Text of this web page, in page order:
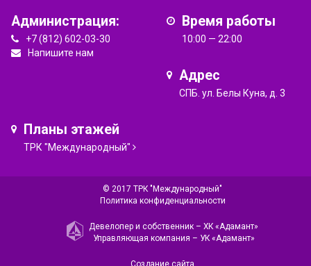
Администрация:
+7 (812) 602-03-30
Напишите нам
Время работы
10:00 — 22:00
Адрес
СПБ. ул. Белы Куна, д. 3
Планы этажей
ТРК "Международный"
© 2017 ТРК "Международный"
Политика конфиденциальности
Девелопер и собственник – ХК «Адамант»
Управляющая компания – УК «Адамант»
Создание сайта